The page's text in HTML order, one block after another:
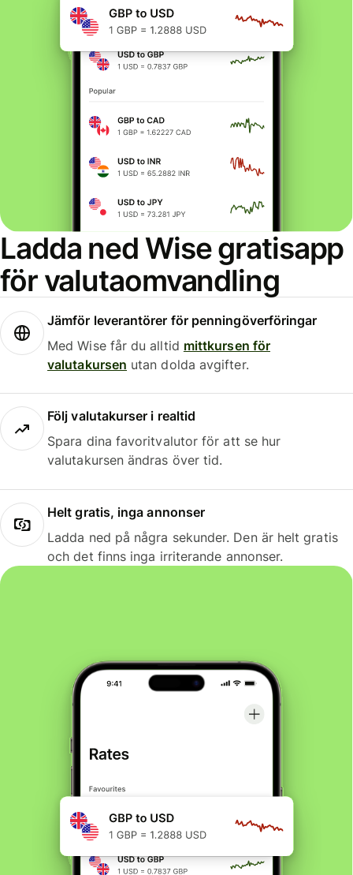
Ladda ned Wise gratisapp
för valutaomvandling
Jämför leverantörer för penningöverföringar
Med Wise får du alltid mittkursen för
valutakursen utan dolda avgifter.
Följ valutakurser i realtid
Spara dina favoritvalutor för att se hur
valutakursen ändras över tid.
Helt gratis, inga annonser
Ladda ned på några sekunder. Den är helt gratis
och det finns inga irriterande annonser.